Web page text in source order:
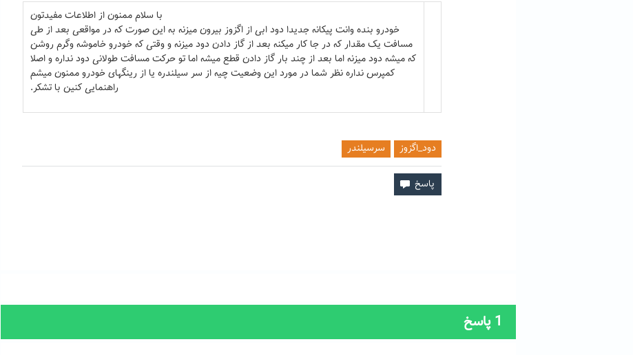
با سلام ممنون از اطلاعات مفیدتون
خودرو بنده وانت پیکانه جدیدا دود ابی از اگزوز بیرون میزنه به این صورت که در مواقعی بعد از طی
مسافت یک مقدار که در جا کار میکنه بعد از گاز دادن دود میزنه و وقتی که خودرو خاموشه وگرم روشن
که میشه دود میزنه اما بعد از چند بار گاز دادن قطع میشه اما تو حرکت مسافت طولانی دود نداره و اصلا
کمپرس نداره نظر شما در مورد این وضعیت چیه از سر سیلندره یا از رینگهای خودرو ممنون میشم
راهنمایی کنین با تشکر.
دود_اگزوز سرسیلندر
1پاسخ